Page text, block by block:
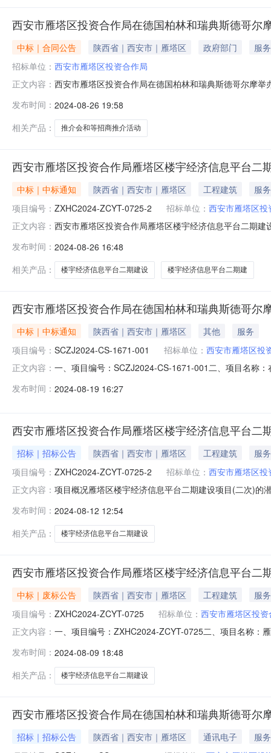
西安市雁塔区投资合作局在德国柏林和瑞典斯德哥尔
中标｜合同公告 陕西省｜西安市｜雁塔区 政府部门
服务
招标单位： 西安市雁塔区投资合作局
正文内容： 西安市雁塔区投资合作局在德国柏林和瑞典斯德哥尔摩
发布时间： 2024-08-26 19:58
相关产品：
推介会和等招商推介活动
西安市雁塔区投资合作局雁塔区楼宇经济信息平台二
中标｜中标通知 陕西省｜西安市｜雁塔区 工程建筑
服务
项目编号： ZXHC2024-ZCYT-0725-2 招标单位： 西安市雁塔区投
正文内容： 西安市雁塔区投资合作局雁塔区楼宇经济信息平台二期
司中国（上海）自由贸易试验区世纪大道826号20层04
发布时间： 2024-08-26 16:48
相关产品：
楼宇经济信息平台二期建设 楼宇经济信息平台二期建
西安市雁塔区投资合作局在德国柏林和瑞典斯德哥尔
中标｜中标通知 陕西省｜西安市｜雁塔区 其他
服务
项目编号： SCZJ2024-CS-1671-001 招标单位： 西安市雁塔区投
正文内容： 一、项目编号：SCZJ2024-CS-1671-001二、项目名称
总得分陕西利行国际旅游有限责任公司西安市高新三路
发布时间： 2024-08-19 16:27
西安市雁塔区投资合作局雁塔区楼宇经济信息平台二
招标｜招标公告 陕西省｜西安市｜雁塔区 工程建筑
服务
项目编号： ZXHC2024-ZCYT-0725-2 招标单位： 西安市雁塔区投
正文内容： 项目概况雁塔区楼宇经济信息平台二期建设项目(二次)的
式：竞争性磋商预算金额：450,000.00元采购需求：详
的
发布时间： 2024-08-12 12:54
相关产品：
楼宇经济信息平台二期建设
西安市雁塔区投资合作局雁塔区楼宇经济信息平台二
中标｜废标公告 陕西省｜西安市｜雁塔区 工程建筑
服务
项目编号： ZXHC2024-ZCYT-0725 招标单位： 西安市雁塔区投
正文内容： 一、项目编号：ZXHC2024-ZCYT-0725二、项目名称：
无六、代理服务收费标准及金额：代理服务收费标准及
国家发展改革委关
发布时间： 2024-08-09 18:48
相关产品：
楼宇经济信息平台二期建设
西安市雁塔区投资合作局在德国柏林和瑞典斯德哥尔
招标｜招标公告 陕西省｜西安市｜雁塔区 通讯电子
服务